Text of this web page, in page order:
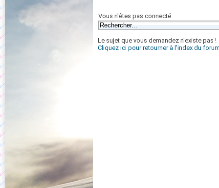
Vous n'êtes pas connecté
Le sujet que vous demandez n'existe pas !
Cliquez ici pour retourner à l'index du